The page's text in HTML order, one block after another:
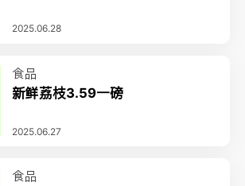
2025.06.28
食品
新鲜荔枝3.59一磅
2025.06.27
食品